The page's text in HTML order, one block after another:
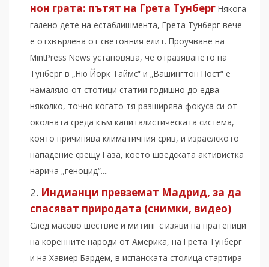
нон грата: пътят на Грета Тунберг Някога
галено дете на естаблишмента, Грета Тунберг вече
е отхвърлена от световния елит. Проучване на
MintPress News установява, че отразяването на
Тунберг в „Ню Йорк Таймс“ и „Вашингтон Пост“ е
намаляло от стотици статии годишно до едва
няколко, точно когато тя разширява фокуса си от
околната среда към капиталистическата система,
която причинява климатичния срив, и израелското
нападение срещу Газа, което шведската активистка
нарича „геноцид“....
Индианци превземат Мадрид, за да
спасяват природата (снимки, видео)
След масово шествие и митинг с изяви на пратеници
на коренните народи от Америка, на Грета Тунберг
и на Хавиер Бардем, в испанската столица стартира